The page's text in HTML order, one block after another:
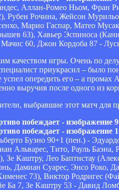
Аллан-Ромео Ньом, Фран
Рубен Рочина, Жейсон
Марио Гаспар, Матео
63), Хавьер Эспиноса
60, Джон Кордоба 87 -
качеством игры. Очень по
приукрасил – было
опередить его – а
выручив после одного из
выбравшие этот матч для
Буэно 90+1 (пен.) -
Альварес, Тито, Рауль
Каштру, Лео Баптистау
Дамиан Суарес, Энсо Роко,
73), Виктор Родригес
Ба 7, Зе Каштру 53 - Давид